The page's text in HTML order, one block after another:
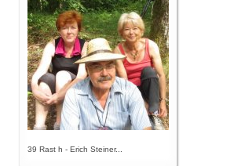
39 Rast h - Erich Steiner...